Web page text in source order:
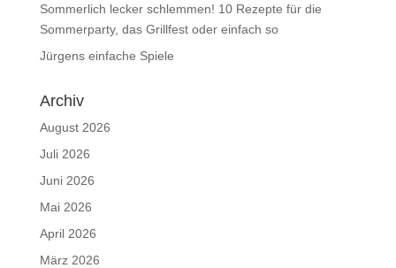
Sommerlich lecker schlemmen! 10 Rezepte für die
Sommerparty, das Grillfest oder einfach so
Jürgens einfache Spiele
Archiv
August 2026
Juli 2026
Juni 2026
Mai 2026
April 2026
März 2026